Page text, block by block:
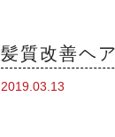
髪質改善ヘ
2019.03.13